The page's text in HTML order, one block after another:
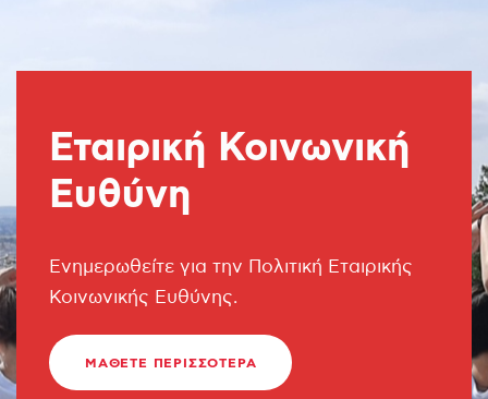
Εταιρική Κοινωνική
Ευθύνη
Ενημερωθείτε για την Πολιτική Εταιρικής
Κοινωνικής Ευθύνης.
ΜΆΘΕΤΕ ΠΕΡΙΣΣΟΤΕΡΑ